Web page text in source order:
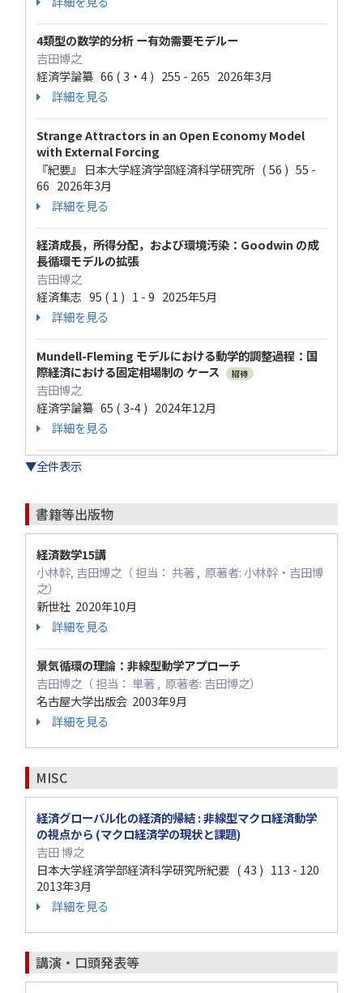
4類型の数学的分析 ー有効需要モデルー
吉田博之
経済学論纂 66 ( 3・4 ) 255 - 265 2026年3月
詳細を見る
Strange Attractors in an Open Economy Model
with External Forcing
『紀要』 日本大学経済学部経済科学研究所 ( 56 ) 55 -
66 2026年3月
詳細を見る
経済成長，所得分配，および環境汚染：Goodwin の成
長循環モデルの拡張
吉田博之
経済集志 95 ( 1 ) 1 - 9 2025年5月
詳細を見る
Mundell-Fleming モデルにおける動学的調整過程：国
際経済における固定相場制の ケース
招待
吉田博之
経済学論纂 65 ( 3-4 ) 2024年12月
詳細を見る
▼全件表示
書籍等出版物
経済数学15講
小林幹, 吉田博之（ 担当： 共著 , 原著者: 小林幹・吉田博
之）
新世社 2020年10月
詳細を見る
景気循環の理論：非線型動学アプローチ
吉田博之（ 担当： 単著 , 原著者: 吉田博之）
名古屋大学出版会 2003年9月
詳細を見る
MISC
経済グローバル化の経済的帰結 : 非線型マクロ経済動学
の視点から (マクロ経済学の現状と課題)
吉田 博之
日本大学経済学部経済科学研究所紀要 ( 43 ) 113 - 120
2013年3月
詳細を見る
講演・口頭発表等